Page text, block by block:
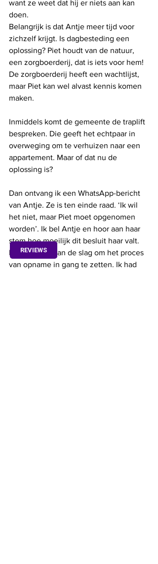
want ze weet dat hij er niets aan kan
doen.
Belangrijk is dat Antje meer tijd voor
zichzelf krijgt. Is dagbesteding een
oplossing? Piet houdt van de natuur,
een zorgboerderij, dat is iets voor hem!
De zorgboerderij heeft een wachtlijst,
maar Piet kan wel alvast kennis komen
maken.
Inmiddels komt de gemeente de traplift
bespreken. Die geeft het echtpaar in
overweging om te verhuizen naar een
appartement. Maar of dat nu de
oplossing is?
Dan ontvang ik een WhatsApp-bericht
van Antje. Ze is ten einde raad. ‘Ik wil
het niet, maar Piet moet opgenomen
worden’. Ik bel Antje en hoor aan haar
stem hoe moeilijk dit besluit haar valt.
Daarna ga ik aan de slag om het proces
van opname in gang te zetten. Ik had
REVIEWS